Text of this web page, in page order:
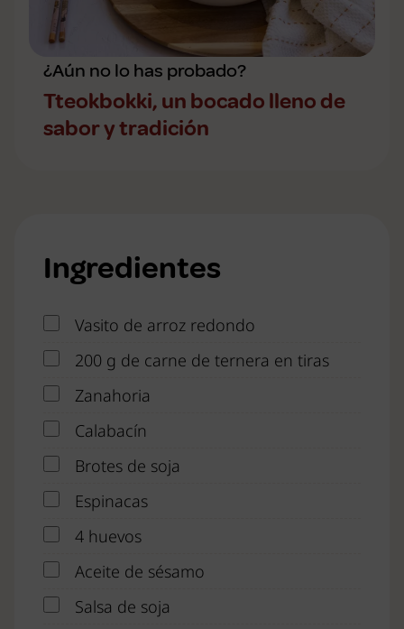
¿Aún no lo has probado?
Tteokbokki, un bocado lleno de
sabor y tradición
Ingredientes
Vasito de arroz redondo
200 g de carne de ternera en tiras
Zanahoria
Calabacín
Brotes de soja
Espinacas
4 huevos
Aceite de sésamo
Salsa de soja